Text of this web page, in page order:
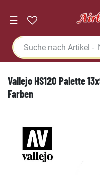
☰
Vallejo HS120 Palette
Farben